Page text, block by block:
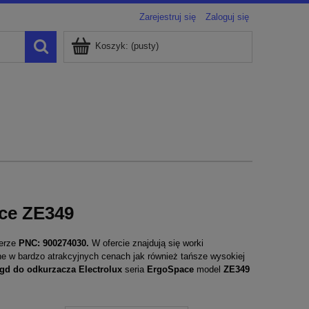
Zarejestruj się Zaloguj się
Koszyk: (pusty)
ZE349
PNC: 900274030. W ofercie znajdują się worki
w bardzo atrakcyjnych cenach jak również tańsze wysokiej
do odkurzacza Electrolux seria ErgoSpace model ZE349